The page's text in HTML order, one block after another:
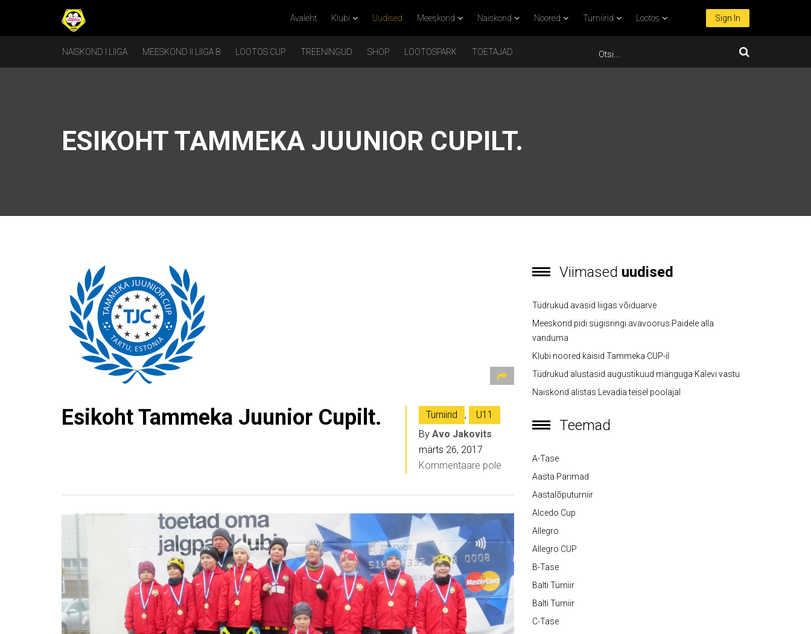
Avaleht Klubi Uudised Meeskond Naiskond Noored Turniirid Lootos Sign In
NAISKOND I LIIGA MEESKOND II LIIGA B LOOTOS CUP TREENINGUD SHOP LOOTOSPARK TOETAJAD
ESIKOHT TAMMEKA JUUNIOR CUPILT.
Esikoht Tammeka Juunior Cupilt. Turniirid ,
U11
By Avo Jakovits
märts 26, 2017
Kommentaare pole
Viimased uudised
Tüdrukud avasid liigas võiduarve
Meeskond pidi sügisringi avavoorus Paidele alla
vanduma
Klubi noored käisid Tammeka CUP-il
Tüdrukud alustasid augustikuud mänguga Kalevi vastu
Naiskond alistas Levadia teisel poolajal
Teemad
A-Tase
Aasta Parimad
Aastalõputurniir
Alcedo Cup
Allegro
Allegro CUP
B-Tase
Balti Turniir
Balti Turniir
C-Tase